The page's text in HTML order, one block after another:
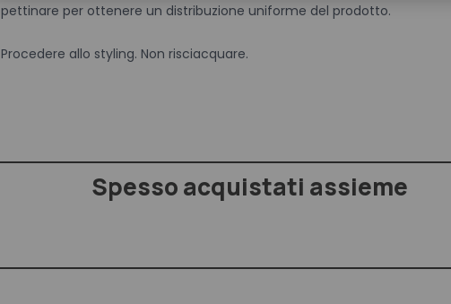
pettinare per ottenere un distribuzione uniforme del prodotto.
Procedere allo styling. Non risciacquare.
Spesso acquistati assieme